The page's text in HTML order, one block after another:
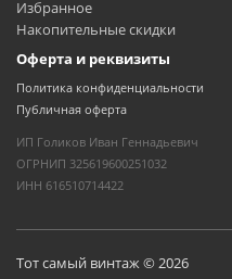
Избранное
Накопительные скидки
Оферта и реквизиты
Политика конфиденциальности
Публичная оферта
ИП Голиков Иван Геннадьевич
ОГРНИП 325619600251032
ИНН 616510714422
Тот самый винтаж © 2026